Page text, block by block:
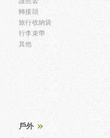
轉接頭
旅行收納袋
行李束帶
其他
戶外